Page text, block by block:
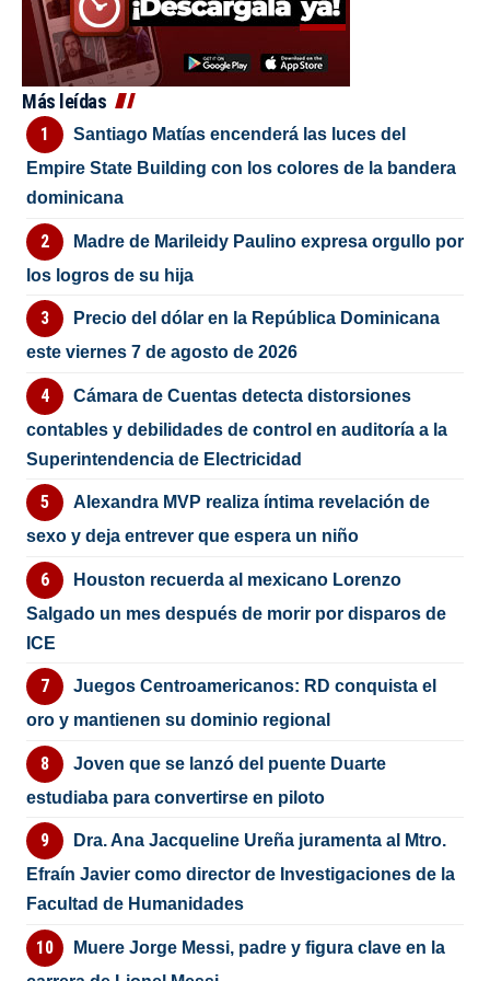
Más leídas
Santiago Matías encenderá las luces del
Empire State Building con los colores de la bandera
dominicana
Madre de Marileidy Paulino expresa orgullo por
los logros de su hija
Precio del dólar en la República Dominicana
este viernes 7 de agosto de 2026
Cámara de Cuentas detecta distorsiones
contables y debilidades de control en auditoría a la
Superintendencia de Electricidad
Alexandra MVP realiza íntima revelación de
sexo y deja entrever que espera un niño
Houston recuerda al mexicano Lorenzo
Salgado un mes después de morir por disparos de
ICE
Juegos Centroamericanos: RD conquista el
oro y mantienen su dominio regional
Joven que se lanzó del puente Duarte
estudiaba para convertirse en piloto
Dra. Ana Jacqueline Ureña juramenta al Mtro.
Efraín Javier como director de Investigaciones de la
Facultad de Humanidades
Muere Jorge Messi, padre y figura clave en la